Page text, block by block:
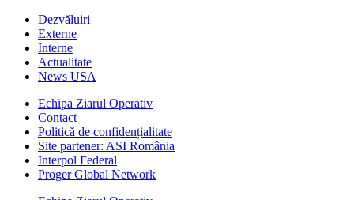
Dezvăluiri
Externe
Interne
Actualitate
News USA
Echipa Ziarul Operativ
Contact
Politică de confidențialitate
Site partener: ASI România
Interpol Federal
Proger Global Network